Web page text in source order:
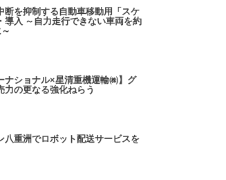
断を抑制する自動車移動用「スケ
導入 ～自力走行できない車両を約
ナショナル×星清重機運輸㈱】グ
力の更なる強化ねらう
八重洲でロボット配送サービスを